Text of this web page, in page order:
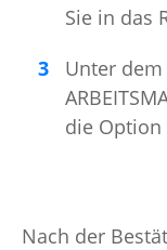
Sie in das
Unter dem
die Option
Nach der